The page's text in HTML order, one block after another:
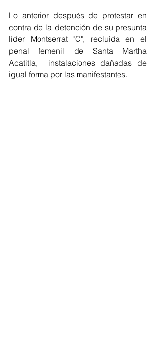
Lo anterior después de protestar en
contra de la detención de su presunta
líder Montserrat "C", recluida en el
penal femenil de Santa Martha
Acatitla,  instalaciones dañadas de
igual forma por las manifestantes.